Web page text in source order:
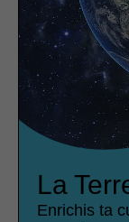
La
Enrichis ta